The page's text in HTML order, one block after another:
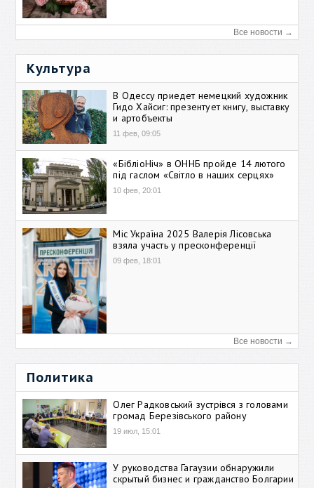
Все новости →
Культура
В Одессу приедет немецкий художник
Гидо Хайсиг: презентует книгу, выставку
и артобъекты
11 фев, 09:05
«БібліоНіч» в ОННБ пройде 14 лютого
під гаслом «Світло в наших серцях»
10 фев, 20:01
Міс Україна 2025 Валерія Лісовська
взяла участь у пресконференції
09 фев, 18:01
Все новости →
Политика
Олег Радковський зустрівся з головами
громад Березівського району
19 июл, 15:01
У руководства Гагаузии обнаружили
скрытый бизнес и гражданство Болгарии